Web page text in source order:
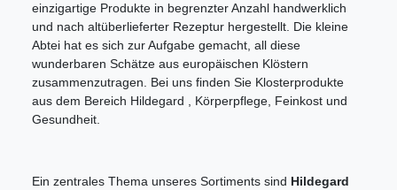
einzigartige Produkte in begrenzter Anzahl handwerklich
und nach altüberlieferter Rezeptur hergestellt. Die kleine
Abtei hat es sich zur Aufgabe gemacht, all diese
wunderbaren Schätze aus europäischen Klöstern
zusammenzutragen. Bei uns finden Sie Klosterprodukte
aus dem Bereich Hildegard , Körperpflege, Feinkost und
Gesundheit.
Ein zentrales Thema unseres Sortiments sind Hildegard